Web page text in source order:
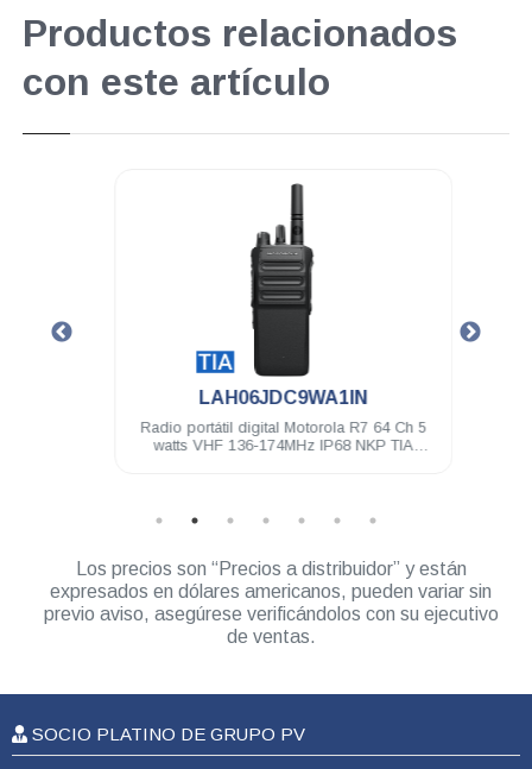
Productos relacionados
con este artículo
LAH06JDC9WA1IN
Radio portátil digital Motorola R7 64 Ch 5
watts VHF 136-174MHz IP68 NKP TIA
Los precios son “Precios a distribuidor” y están
expresados en dólares americanos, pueden variar sin
previo aviso, asegúrese verificándolos con su ejecutivo
de ventas.
SOCIO PLATINO DE GRUPO PV